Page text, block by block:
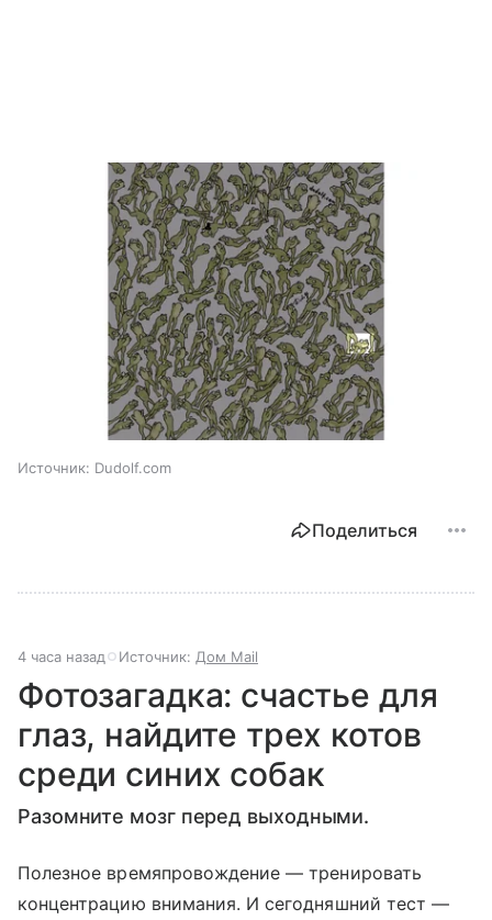
Источник: Dudolf.com
Поделиться
4 часа назад Источник: Дом Mail
Фотозагадка: счастье для
глаз, найдите трех котов
среди синих собак
Разомните мозг перед выходными.
Полезное времяпровождение — тренировать
концентрацию внимания. И сегодняшний тест —